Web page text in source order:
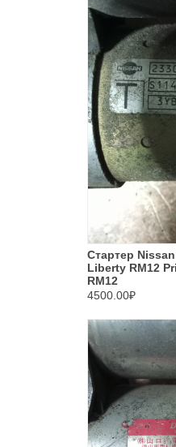
Стартер
Liberty RM12
RM12
4500.00₽